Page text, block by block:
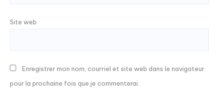
Site web
Enregistrer mon nom, courriel et site web dans le navigateur
pour la prochaine fois que je commenterai.